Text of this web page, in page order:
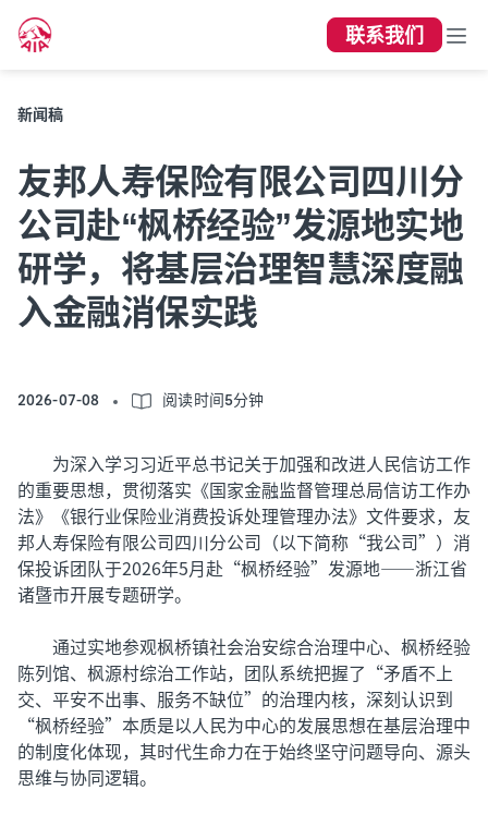
联系我们
新闻稿
友邦人寿保险有限公司四川分
公司赴“枫桥经验”发源地实地
研学，将基层治理智慧深度融
入金融消保实践
2026-07-08 阅读时间5分钟
为深入学习习近平总书记关于加强和改进人民信访工作
的重要思想，贯彻落实《国家金融监督管理总局信访工作办
法》《银行业保险业消费投诉处理管理办法》文件要求，友
邦人寿保险有限公司四川分公司（以下简称“我公司”）消
保投诉团队于2026年5月赴“枫桥经验”发源地——浙江省
诸暨市开展专题研学。
通过实地参观枫桥镇社会治安综合治理中心、枫桥经验
陈列馆、枫源村综治工作站，团队系统把握了“矛盾不上
交、平安不出事、服务不缺位”的治理内核，深刻认识到
“枫桥经验”本质是以人民为中心的发展思想在基层治理中
的制度化体现，其时代生命力在于始终坚守问题导向、源头
思维与协同逻辑。